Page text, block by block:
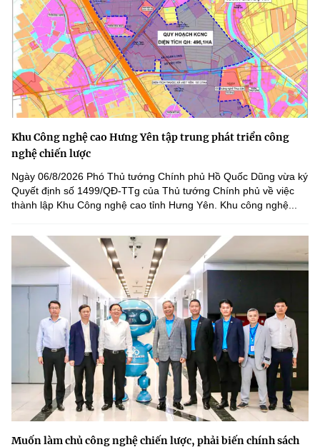
Khu Công nghệ cao Hưng Yên tập trung phát triển công
nghệ chiến lược
Ngày 06/8/2026 Phó Thủ tướng Chính phủ Hồ Quốc Dũng vừa ký
Quyết định số 1499/QĐ-TTg của Thủ tướng Chính phủ về việc
thành lập Khu Công nghệ cao tỉnh Hưng Yên. Khu công nghệ...
Muốn làm chủ công nghệ chiến lược, phải biến chính sách